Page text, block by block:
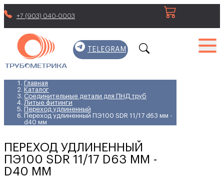
+7 (903) 040-0003
TELEGRAM
Главная
Каталог
Соединительные детали для ПНД труб
Литые фитинги
Переход удлиненный
Переход удлиненный ПЭ100 SDR 11/17 d63 мм -
d40 мм
ПЕРЕХОД УДЛИНЕННЫЙ
ПЭ100 SDR 11/17 D63 ММ -
D40 ММ